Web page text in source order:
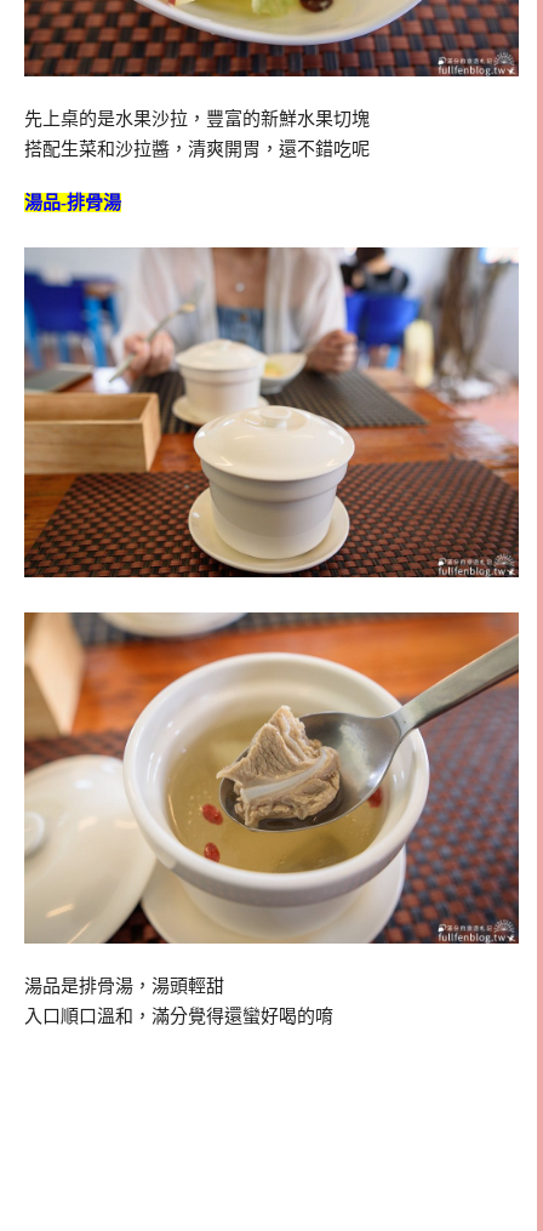
先上桌的是水果沙拉，豐富的新鮮水果切塊
搭配生菜和沙拉醬，清爽開胃，還不錯吃呢
湯品-排骨湯
湯品是排骨湯，湯頭輕甜
入口順口溫和，滿分覺得還蠻好喝的唷